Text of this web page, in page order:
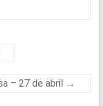
– 27 de abril →